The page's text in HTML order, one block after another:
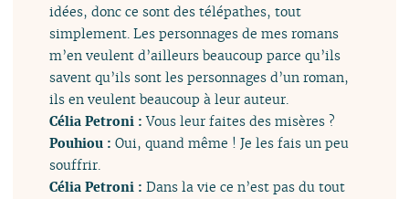
idées, donc ce sont des télépathes, tout
simplement. Les personnages de mes romans
m’en veulent d’ailleurs beaucoup parce qu’ils
savent qu’ils sont les personnages d’un roman,
ils en veulent beaucoup à leur auteur.
Célia Petroni :Vous leur faites des misères ?
Pouhiou :Oui, quand même ! Je les fais un peu
souffrir.
Célia Petroni :Dans la vie ce n’est pas du tout